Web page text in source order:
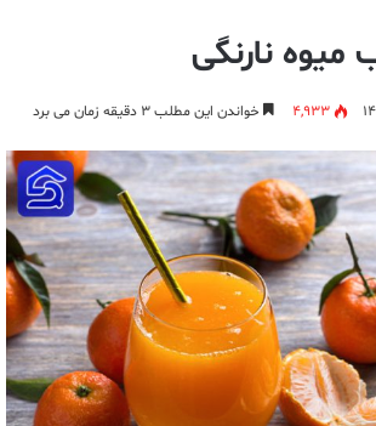
میوه نارنگی
4,933 خواندن این مطلب ۳ دقیقه زمان می برد